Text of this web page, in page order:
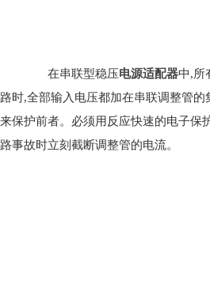
在串联型稳压电源适配器中,所
路时,全部输入电压都加在串联调整管
来保护前者。必须用反应快速的电子保
路事故时立刻截断调整管的电流。